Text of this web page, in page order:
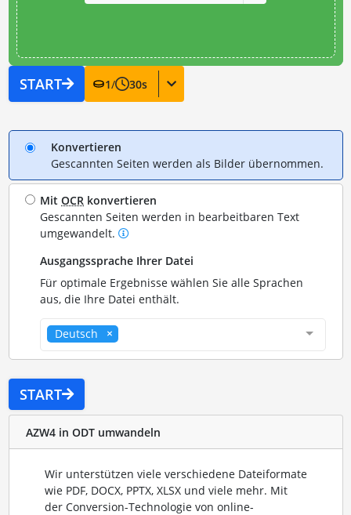
START 1/ 30s
Konvertieren
Gescannten Seiten werden als Bilder übernommen.
MitOCR konvertieren
Gescannten Seiten werden in bearbeitbaren Text
umgewandelt.
Ausgangssprache Ihrer Datei
Für optimale Ergebnisse wählen Sie alle Sprachen
aus, die Ihre Datei enthält.
Deutsch
START
AZW4 in ODT umwandeln
Wir unterstützen viele verschiedene Dateiformate
wie PDF, DOCX, PPTX, XLSX und viele mehr. Mit
der Conversion-Technologie von online-